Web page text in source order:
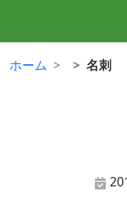
ホーム 名刺